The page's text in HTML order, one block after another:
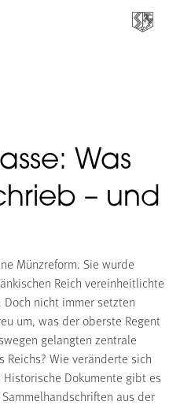
Was
– und
Münzreform. Sie wurde
Reich vereinheitlichte
Doch nicht immer setzten
um, was der oberste Regent
gelangten zentrale
Wie veränderte sich
Dokumente gibt es
aus der